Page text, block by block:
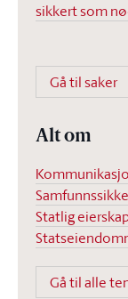
sikkert som
Gå til saker
Alt om
Statlig
Gå til alle